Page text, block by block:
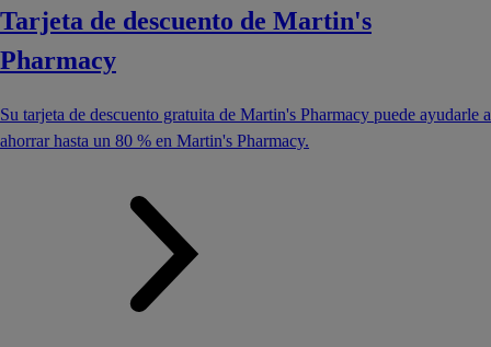
Tarjeta de descuento de Martin's
Pharmacy
Su tarjeta de descuento gratuita de Martin's Pharmacy puede ayudarle a
ahorrar hasta un 80 % en Martin's Pharmacy.